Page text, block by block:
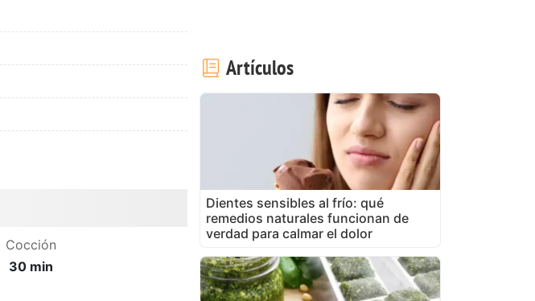
Cocción
30 min
Artículos
Dientes sensibles al frío: qué
remedios naturales funcionan de
verdad para calmar el dolor